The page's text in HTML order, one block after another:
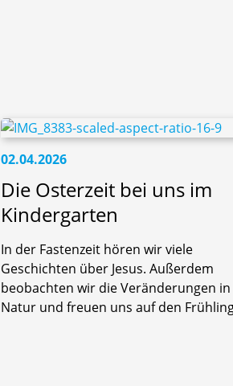
02.04.2026
Die Osterzeit bei uns im
Kindergarten
In der Fastenzeit hören wir viele
Geschichten über Jesus. Außerdem
beobachten wir die Veränderungen
Natur und freuen uns auf den